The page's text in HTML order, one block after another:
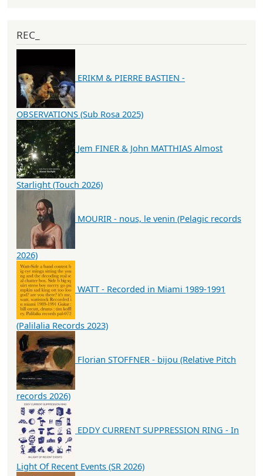
REC_
ERIKM & PIERRE BASTIEN -
OBSERVATIONS (Sub Rosa 2025)
Jem FINER & John MATTHIAS Almost
Starlight (Touch 2026)
MOURIR - nous, le venin (Pelagic records
2026)
WATT - Recorded in Miami 1989-1991
(Palilalia Records 2023)
Florian STOFFNER - bijou (Relative Pitch
records 2026)
EDDY CURRENT SUPPRESSION RING - In
Light Of Recent Events (SR 2026)